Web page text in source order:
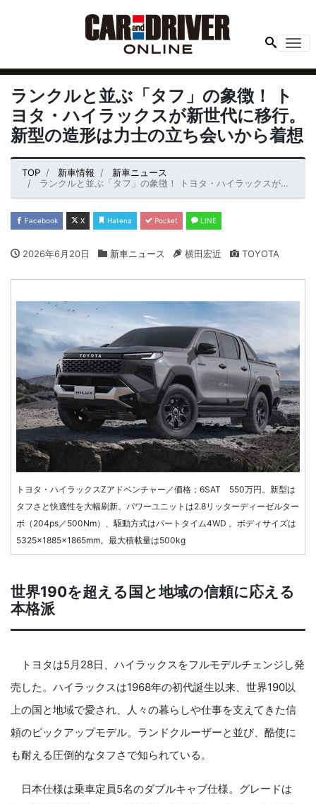
ランクルと並ぶ「タフ」の象徴！ ト
ヨタ・ハイラックスが新世代に移行。
新型の造形は力士の立ち会いから着想
TOP 新車情報
新車ニュース
ランクルと並ぶ「タフ」の象徴！ トヨタ・ハイラックスが新世代に移行。新型の造形は力士の立ち会いから着想
Facebook X Hatena Pocket LINE
2026年6月20日 新車ニュース 横田宏近 TOYOTA
トヨタ・ハイラックスZアドベンチャー／価格；6SAT 550万円。新型は
タフさと快適性を大幅刷新。パワーユニットは2.8リッターディーゼルター
ボ（204ps／500Nm）、駆動方式はパートタイム4WD 。ボディサイズは
5325×1885×1865mm。最大積載量は500kg
世界190を超える国と地域の信頼に応える
本格派
トヨタは5月28日、ハイラックスをフルモデルチェンジし発
売した。ハイラックスは1968年の初代誕生以来、世界190以
上の国と地域で愛され、人々の暮らしや仕事を支えてきた信
頼のピックアップモデル。ランドクルーザーと並び、酷使に
も耐える圧倒的なタフさで知られている。
日本仕様は乗車定員5名のダブルキャブ仕様。グレードは